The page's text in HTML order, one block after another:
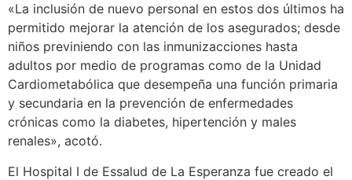
«La inclusión de nuevo personal en estos dos últimos ha
permitido mejorar la atención de los asegurados; desde
niños previniendo con las inmunizacciones hasta
adultos por medio de programas como de la Unidad
Cardiometabólica que desempeña una función primaria
y secundaria en la prevención de enfermedades
crónicas como la diabetes, hipertención y males
renales», acotó.
El Hospital I de Essalud de La Esperanza fue creado el